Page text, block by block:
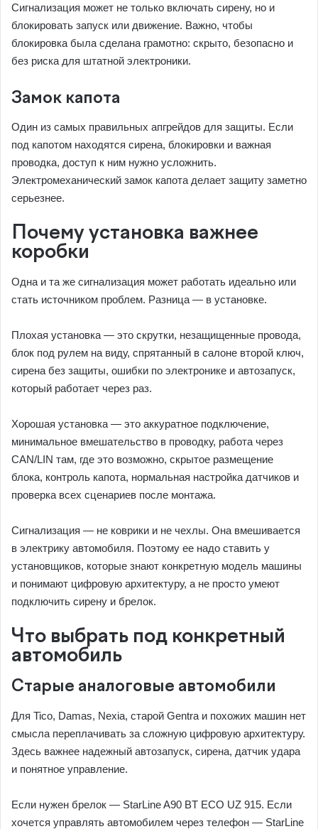
Сигнализация может не только включать сирену, но и
блокировать запуск или движение. Важно, чтобы
блокировка была сделана грамотно: скрыто, безопасно и
без риска для штатной электроники.
Замок капота
Один из самых правильных апгрейдов для защиты. Если
под капотом находятся сирена, блокировки и важная
проводка, доступ к ним нужно усложнить.
Электромеханический замок капота делает защиту заметно
серьезнее.
Почему установка важнее
коробки
Одна и та же сигнализация может работать идеально или
стать источником проблем. Разница — в установке.
Плохая установка — это скрутки, незащищенные провода,
блок под рулем на виду, спрятанный в салоне второй ключ,
сирена без защиты, ошибки по электронике и автозапуск,
который работает через раз.
Хорошая установка — это аккуратное подключение,
минимальное вмешательство в проводку, работа через
CAN/LIN там, где это возможно, скрытое размещение
блока, контроль капота, нормальная настройка датчиков и
проверка всех сценариев после монтажа.
Сигнализация — не коврики и не чехлы. Она вмешивается
в электрику автомобиля. Поэтому ее надо ставить у
установщиков, которые знают конкретную модель машины
и понимают цифровую архитектуру, а не просто умеют
подключить сирену и брелок.
Что выбрать под конкретный
автомобиль
Старые аналоговые автомобили
Для Tico, Damas, Nexia, старой Gentra и похожих машин нет
смысла переплачивать за сложную цифровую архитектуру.
Здесь важнее надежный автозапуск, сирена, датчик удара
и понятное управление.
Если нужен брелок — StarLine A90 BT ECO UZ 915. Если
хочется управлять автомобилем через телефон — StarLine